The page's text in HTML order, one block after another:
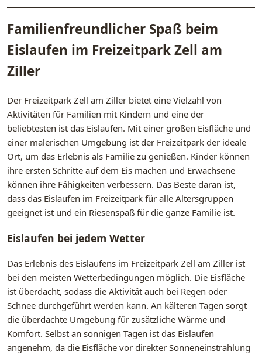
Familienfreundlicher Spaß beim
Eislaufen im Freizeitpark Zell am
Ziller
Der Freizeitpark Zell am Ziller bietet eine Vielzahl von
Aktivitäten für Familien mit Kindern und eine der
beliebtesten ist das Eislaufen. Mit einer großen Eisfläche und
einer malerischen Umgebung ist der Freizeitpark der ideale
Ort, um das Erlebnis als Familie zu genießen. Kinder können
ihre ersten Schritte auf dem Eis machen und Erwachsene
können ihre Fähigkeiten verbessern. Das Beste daran ist,
dass das Eislaufen im Freizeitpark für alle Altersgruppen
geeignet ist und ein Riesenspaß für die ganze Familie ist.
Eislaufen bei jedem Wetter
Das Erlebnis des Eislaufens im Freizeitpark Zell am Ziller ist
bei den meisten Wetterbedingungen möglich. Die Eisfläche
ist überdacht, sodass die Aktivität auch bei Regen oder
Schnee durchgeführt werden kann. An kälteren Tagen sorgt
die überdachte Umgebung für zusätzliche Wärme und
Komfort. Selbst an sonnigen Tagen ist das Eislaufen
angenehm, da die Eisfläche vor direkter Sonneneinstrahlung